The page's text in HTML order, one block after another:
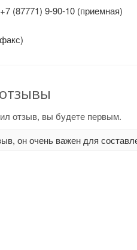
(87771) 9-90-10 (приемная)
отзыв, вы будете первым.
он очень важен для